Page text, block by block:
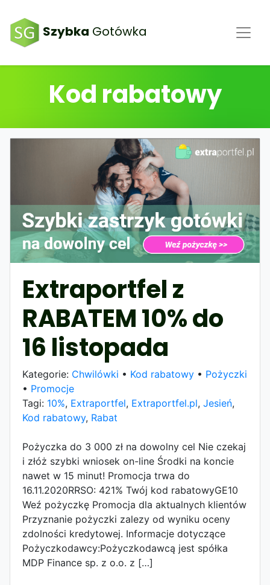
Szybka Gotówka
Kod rabatowy
Extraportfel z
RABATEM 10% do
16 listopada
Kategorie: Chwilówki • Kod rabatowy • Pożyczki
• Promocje
Tagi: 10%, Extraportfel, Extraportfel.pl, Jesień,
Kod rabatowy, Rabat
Pożyczka do 3 000 zł na dowolny cel Nie czekaj
i złóż szybki wniosek on-line Środki na koncie
nawet w 15 minut! Promocja trwa do
16.11.2020RRSO: 421% Twój kod rabatowyGE10
Weź pożyczkę Promocja dla aktualnych klientów
Przyznanie pożyczki zalezy od wyniku oceny
zdolności kredytowej. Informacje dotyczące
Pożyczkodawcy:Pożyczkodawcą jest spółka
MDP Finance sp. z o.o. z […]